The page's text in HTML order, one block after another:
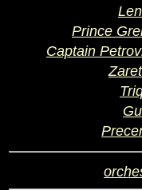
Prince
Captain